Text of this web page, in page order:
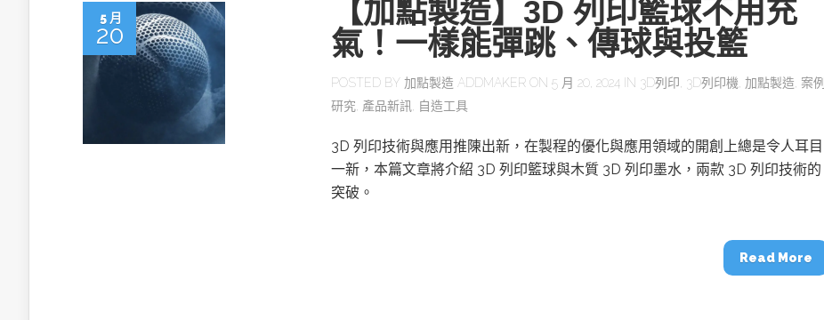
5 月
20
【加點製造】3D 列印籃球不用充
氣！一樣能彈跳、傳球與投籃
POSTED BY 加點製造 ADDMAKER ON 5 月 20, 2024 IN 3D列印 3D列印機 加點製造 案例
研究 產品新訊 自造工具
3D 列印技術與應用推陳出新，在製程的優化與應用領域的開創上總是令人耳目
一新，本篇文章將介紹 3D 列印籃球與木質 3D 列印墨水，兩款 3D 列印技術的
突破。
Read More